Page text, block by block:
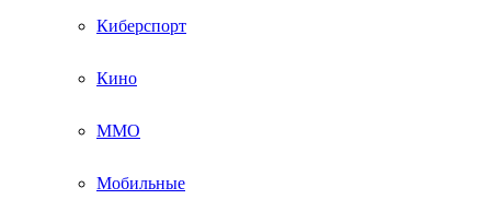
Киберспорт
Кино
ММО
Мобильные